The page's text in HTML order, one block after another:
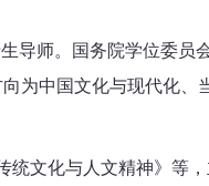
师。国务院学位委员
为中国文化与现代化
文化与人文精神》等